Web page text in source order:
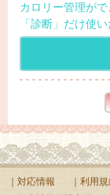
カロリー管理が
「診断」だけ使い
｜対応情報 ｜利用